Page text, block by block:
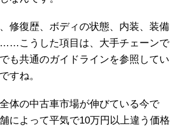
修復歴、ボディの状態、内装、装備
こうした項目は、大手チェーンで
も共通のガイドラインを参照してい
すね。
体の中古車市場が伸びている今で
によって平気で10万円以上違う価格